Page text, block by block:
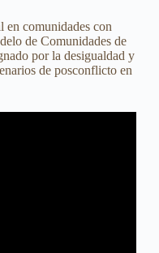
en comunidades con
de Comunidades de
por la desigualdad y
de posconflicto en